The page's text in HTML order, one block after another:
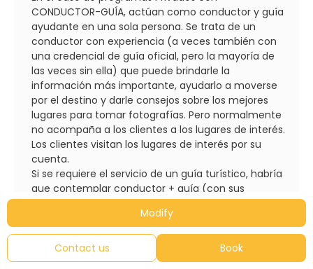
Modify
Contact us Book
CONDUCTOR-GUÍA, actúan como conductor y guía
ayudante en una sola persona. Se trata de un
conductor con experiencia (a veces también con
una credencial de guía oficial, pero la mayoría de
las veces sin ella) que puede brindarle la
información más importante, ayudarlo a moverse
por el destino y darle consejos sobre los mejores
lugares para tomar fotografías. Pero normalmente
no acompaña a los clientes a los lugares de interés.
Los clientes visitan los lugares de interés por su
cuenta.
Si se requiere el servicio de un guía turístico, habría
que contemplar conductor + guía (con sus
consiguiente costes de dietas, alojamientos y
En muchos países la disponibilidad de guías de
habla hispana es limitada y en temporada alta los
mejores y habituales de los operadores se reservan